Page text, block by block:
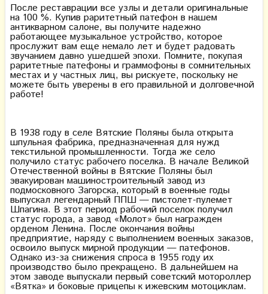
После реставрации все узлы и детали оригинальные
на 100 %. Купив раритетный патефон в нашем
антикварном салоне, вы получите надежно
работающее музыкальное устройство, которое
прослужит вам еще немало лет и будет радовать
звучанием давно ушедшей эпохи. Помните, покупая
раритетные патефоны и граммофоны в сомнительных
местах и у частных лиц, вы рискуете, поскольку не
можете быть уверены в его правильной и долговечной
работе!
В 1938 году в селе Вятские Поляны была открыта
шпульная фабрика, предназначенная для нужд
текстильной промышленности. Тогда же село
получило статус рабочего поселка. В начале Великой
Отечественной войны в Вятские Поляны был
эвакуирован машиностроительный завод из
подмосковного Загорска, который в военные годы
выпускал легендарный ППШ — пистолет-пулемет
Шпагина. В этот период рабочий поселок получил
статус города, а завод «Молот» был награжден
орденом Ленина. После окончания войны
предприятие, наряду с выполнением военных заказов,
освоило выпуск мирной продукции — патефонов.
Однако из-за снижения спроса в 1955 году их
производство было прекращено. В дальнейшем на
этом заводе выпускали первый советский мотороллер
«Вятка» и боковые прицепы к ижевским мотоциклам.